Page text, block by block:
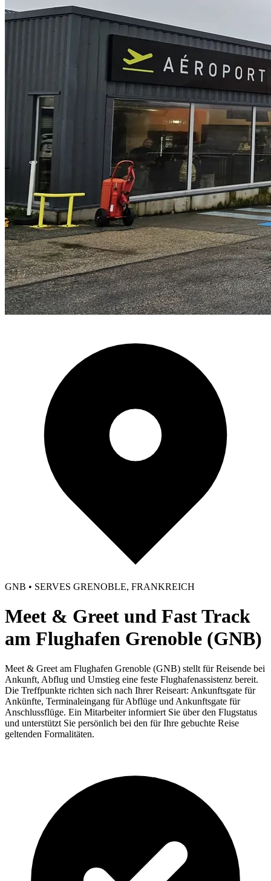
GNB • SERVES GRENOBLE, FRANKREICH
Meet & Greet und Fast Track
am Flughafen Grenoble (GNB)
Meet & Greet am Flughafen Grenoble (GNB) stellt für Reisende bei
Ankunft, Abflug und Umstieg eine feste Flughafenassistenz bereit.
Die Treffpunkte richten sich nach Ihrer Reiseart: Ankunftsgate für
Ankünfte, Terminaleingang für Abflüge und Ankunftsgate für
Anschlussflüge. Ein Mitarbeiter informiert Sie über den Flugstatus
und unterstützt Sie persönlich bei den für Ihre gebuchte Reise
geltenden Formalitäten.